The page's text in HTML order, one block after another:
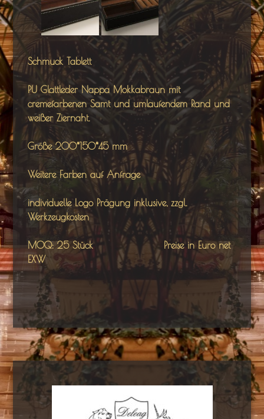
Schmuck Tablett
PU Glattleder Nappa Mokkabraun mit
cremefarbenen Samt und umlaufendem Rand und
weißer Ziernaht.
Größe 200*150*45 mm
Weitere Farben auf Anfrage
individuelle Logo Prägung inklusive, zzgl.
Werkzeugkosten
MOQ: 25 Stück Preise in Euro net
EXW